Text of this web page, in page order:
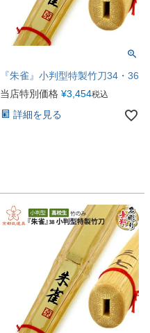
『朱雀』小判型特製竹刀34・36
当店特別価格 ¥3,454税込
詳細を見る